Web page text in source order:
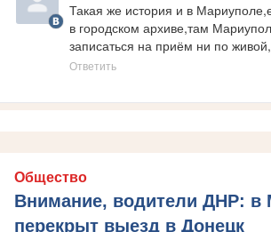
Такая же история и в
в городском архиве,там
записаться на приём ни по
Ответить
Общество
Внимание, водители ДНР: в
перекрыт выезд в Донецк